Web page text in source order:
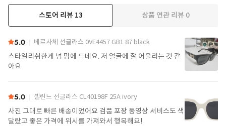
스토어 리뷰 13 상품 연관 리뷰 0
5.0 베르사체 선글라스 0VE4457 GB1 87 black
스타일리쉬한게 넘 맘에 드네요. 저 얼굴에 잘 어울리는 것 같
아요
5.0 셀린느 선글라스 CL40198F 25A ivory
사진 그대로 빠른 배송이었어요 검품 포장 동영상 서비스도 색
달랐고 좋은 가격에 위시를 가져와서 행복해요!